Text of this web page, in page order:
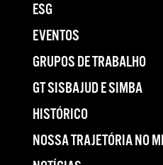
ESG
EVENTOS
GRUPOS DE TRABALHO
GT SISBAJUD E SIMBA
HISTÓRICO
NOSSA TRAJETÓRIA NO